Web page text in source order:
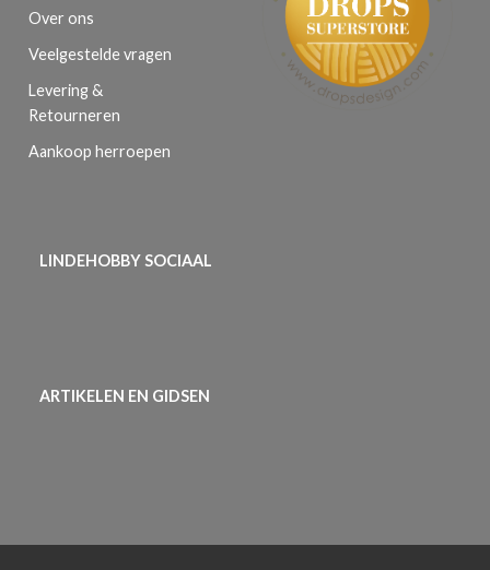
Over ons
Veelgestelde vragen
Levering &
Retourneren
Aankoop herroepen
LINDEHOBBY SOCIAAL
ARTIKELEN EN GIDSEN